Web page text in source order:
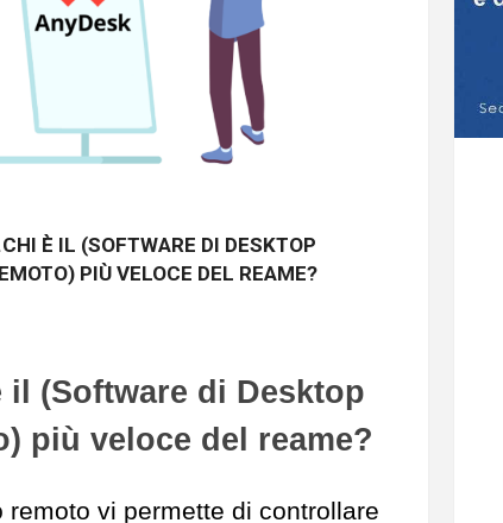
È IL (SOFTWARE DI DESKTOP
PIÙ VELOCE DEL REAME?
il (Software di Desktop
più veloce del reame?
remoto vi permette di controllare